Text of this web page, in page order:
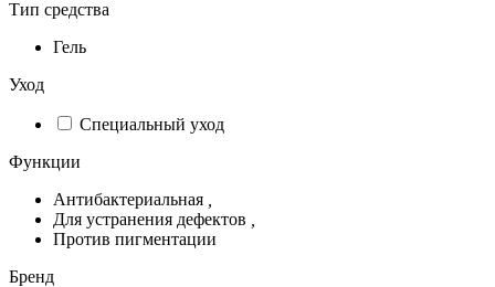
Тип средства
Гель
Уход
Специальный уход
Функции
Антибактериальная
Для устранения дефектов
Против пигментации
Бренд